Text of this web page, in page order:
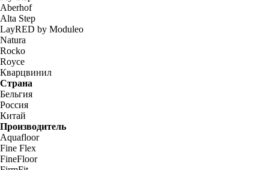
Aberhof
Alta Step
LayRED by Moduleo
Natura
Rocko
Royce
Кварцвинил
Страна
Бельгия
Россия
Китай
Производитель
Aquafloor
Fine Flex
FineFloor